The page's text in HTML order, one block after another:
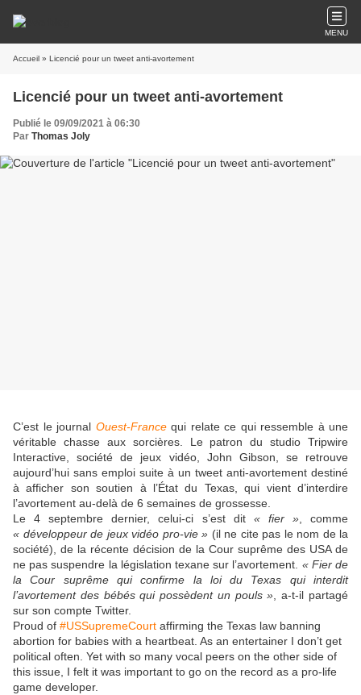
MENU
Accueil » Licencié pour un tweet anti-avortement
Licencié pour un tweet anti-avortement
Publié le 09/09/2021 à 06:30
Par Thomas Joly
C’est le journal Ouest-Francequi relate ce qui ressemble à une
véritable chasse aux sorcières. Le patron du studio Tripwire
Interactive, société de jeux vidéo, John Gibson, se retrouve
aujourd’hui sans emploi suite à un tweet anti-avortement destiné
à afficher son soutien à l’État du Texas, qui vient d’interdire
l’avortement au-delà de 6 semaines de grossesse.
Le 4 septembre dernier, celui-ci s’est dit « fier », comme
« développeur de jeux vidéo pro-vie » (il ne cite pas le nom de la
société), de la récente décision de la Cour suprême des USA de
ne pas suspendre la législation texane sur l’avortement. « Fier de
la Cour suprême qui confirme la loi du Texas qui interdit
l’avortement des bébés qui possèdent un pouls » , a-t-il partagé
sur son compte Twitter.
Proud of #USSupremeCourt affirming the Texas law banning
abortion for babies with a heartbeat. As an entertainer I don’t get
political often. Yet with so many vocal peers on the other side of
this issue, I felt it was important to go on the record as a pro-life
game developer.